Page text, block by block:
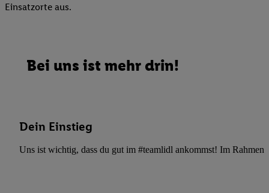
Einsatzorte aus.
Bei uns ist mehr drin!
Dein Einstieg
Uns ist wichtig, dass du gut im #teamlidl ankommst! Im Rahmen